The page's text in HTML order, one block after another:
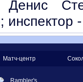
Матч-центр